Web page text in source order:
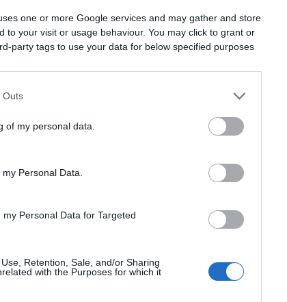
one or more Google services and may gather and store
to your visit or usage behaviour. You may click to grant or
party tags to use your data for below specified purposes
Outs
of my personal data.
Personal Data.
Personal Data for Targeted
Retention, Sale, and/or Sharing
with the Purposes for which it
a magyar döntőt, már csak
döntőt kell megnyernie,
24.írta:világevő
Bocuse d'Or
tálalása
közelről
Ceremony titulus hatalma:
teljesen exkluzív videókat
a magyar csapat
TOP5
Annyira menő
A 10 legjobb (elérhető
Szakács akarsz
mit gondol erről egy